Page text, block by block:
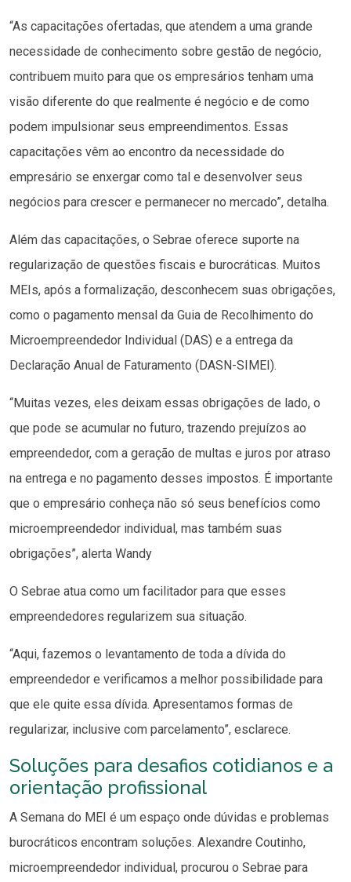
“As capacitações ofertadas, que atendem a uma grande
necessidade de conhecimento sobre gestão de negócio,
contribuem muito para que os empresários tenham uma
visão diferente do que realmente é negócio e de como
podem impulsionar seus empreendimentos. Essas
capacitações vêm ao encontro da necessidade do
empresário se enxergar como tal e desenvolver seus
negócios para crescer e permanecer no mercado”, detalha.
Além das capacitações, o Sebrae oferece suporte na
regularização de questões fiscais e burocráticas. Muitos
MEIs, após a formalização, desconhecem suas obrigações,
como o pagamento mensal da Guia de Recolhimento do
Microempreendedor Individual (DAS) e a entrega da
Declaração Anual de Faturamento (DASN-SIMEI).
“Muitas vezes, eles deixam essas obrigações de lado, o
que pode se acumular no futuro, trazendo prejuízos ao
empreendedor, com a geração de multas e juros por atraso
na entrega e no pagamento desses impostos. É importante
que o empresário conheça não só seus benefícios como
microempreendedor individual, mas também suas
obrigações”, alerta Wandy
O Sebrae atua como um facilitador para que esses
empreendedores regularizem sua situação.
“Aqui, fazemos o levantamento de toda a dívida do
empreendedor e verificamos a melhor possibilidade para
que ele quite essa dívida. Apresentamos formas de
regularizar, inclusive com parcelamento”, esclarece.
Soluções para desafios cotidianos e a
orientação profissional
A Semana do MEI é um espaço onde dúvidas e problemas
burocráticos encontram soluções. Alexandre Coutinho,
microempreendedor individual, procurou o Sebrae para